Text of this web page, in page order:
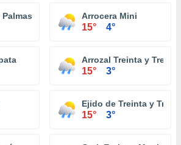
Arrocera Mini
15° 4°
Arrozal Treinta y Tres
15° 3°
Ejido de Treinta y Tres
15° 3°